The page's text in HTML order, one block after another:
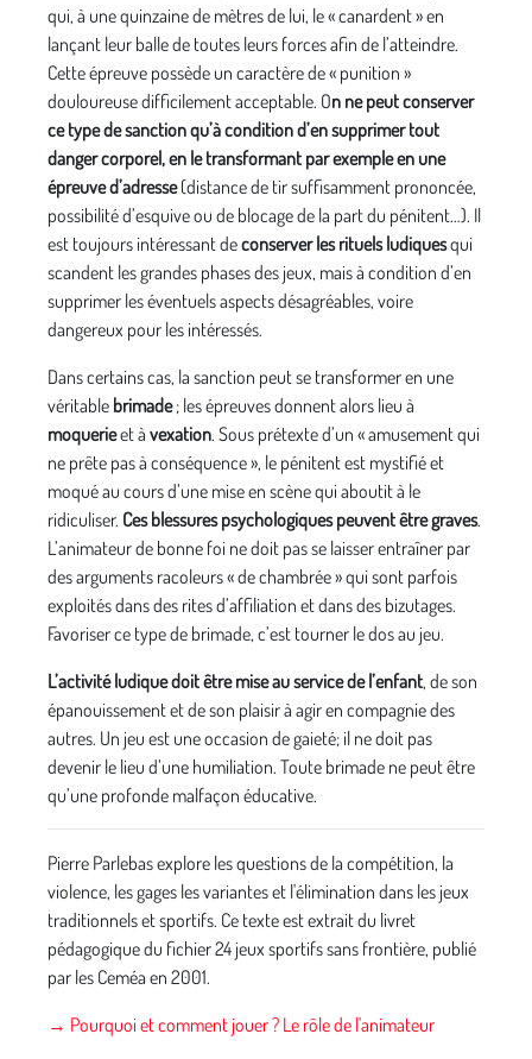
qui, à une quinzaine de mètres de lui, le « canardent » en
lançant leur balle de toutes leurs forces afin de l’atteindre.
Cette épreuve possède un caractère de « punition »
douloureuse difficilement acceptable. On ne peut conserver
ce type de sanction qu’à condition d’en supprimer tout
danger corporel, en le transformant par exemple en une
épreuve d’adresse(distance de tir suffisamment prononcée,
possibilité d’esquive ou de blocage de la part du pénitent…). Il
est toujours intéressant deconserver les rituels ludiquesqui
scandent les grandes phases des jeux, mais à condition d’en
supprimer les éventuels aspects désagréables, voire
dangereux pour les intéressés.
Dans certains cas, la sanction peut se transformer en une
véritable brimade; les épreuves donnent alors lieu à
moquerieet à vexation. Sous prétexte d’un « amusement qui
ne prête pas à conséquence », le pénitent est mystifié et
moqué au cours d’une mise en scène qui aboutit à le
ridiculiser. Ces blessures psychologiques peuvent être graves.
L’animateur de bonne foi ne doit pas se laisser entraîner par
des arguments racoleurs « de chambrée » qui sont parfois
exploités dans des rites d’affiliation et dans des bizutages.
Favoriser ce type de brimade, c’est tourner le dos au jeu.
L’activité ludique doit être mise au service de l’enfant, de son
épanouissement et de son plaisir à agir en compagnie des
autres. Un jeu est une occasion de gaieté; il ne doit pas
devenir le lieu d’une humiliation. Toute brimade ne peut être
qu’une profonde malfaçon éducative.
Pierre Parlebas explore les questions de la compétition, la
violence, les gages les variantes et l'élimination dans les jeux
traditionnels et sportifs. Ce texte est extrait du livret
pédagogique du fichier 24 jeux sportifs sans frontière, publié
par les Ceméa en 2001.
→ Pourquoi et comment jouer ? Le rôle de l'animateur